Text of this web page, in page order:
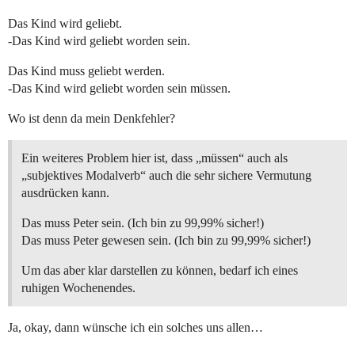
Das Kind wird geliebt.
-Das Kind wird geliebt worden sein.
Das Kind muss geliebt werden.
-Das Kind wird geliebt worden sein müssen.
Wo ist denn da mein Denkfehler?
Ein weiteres Problem hier ist, dass „müssen“ auch als
„subjektives Modalverb“ auch die sehr sichere Vermutung
ausdrücken kann.
Das muss Peter sein. (Ich bin zu 99,99% sicher!)
Das muss Peter gewesen sein. (Ich bin zu 99,99% sicher!)
Um das aber klar darstellen zu können, bedarf ich eines
ruhigen Wochenendes.
Ja, okay, dann wünsche ich ein solches uns allen…